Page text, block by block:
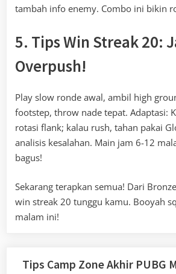
tambah info enemy. Combo ini bikin
5. Tips Win Streak 20:
Overpush!
Play slow ronde awal, ambil high
footstep, throw nade tepat. Adaptasi:
rotasi flank; kalau rush, tahan pakai
analisis kesalahan. Main jam 6-12
bagus!
Sekarang terapkan semua! Dari
win streak 20 tunggu kamu. Booyah
malam ini!
Tips Camp Zone Akhir PUBG